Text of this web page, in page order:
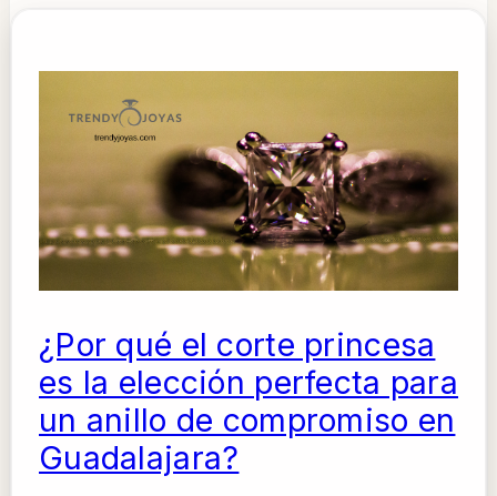
¿Por qué el corte princesa
es la elección perfecta para
un anillo de compromiso en
Guadalajara?